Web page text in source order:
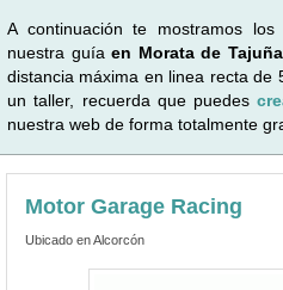
A continuación te mostramos
nuestra guíaen Morata de Tajuña
distancia máxima en linea recta de
un taller, recuerda que puedes
nuestra web de forma totalmente
Motor Garage Racing
Ubicado en Alcorcón